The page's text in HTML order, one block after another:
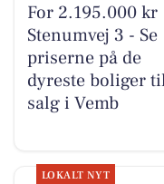
For 2.195.000 kr
Stenumvej 3 - Se
priserne på de
dyreste boliger
salg i Vemb
LOKALT NYT